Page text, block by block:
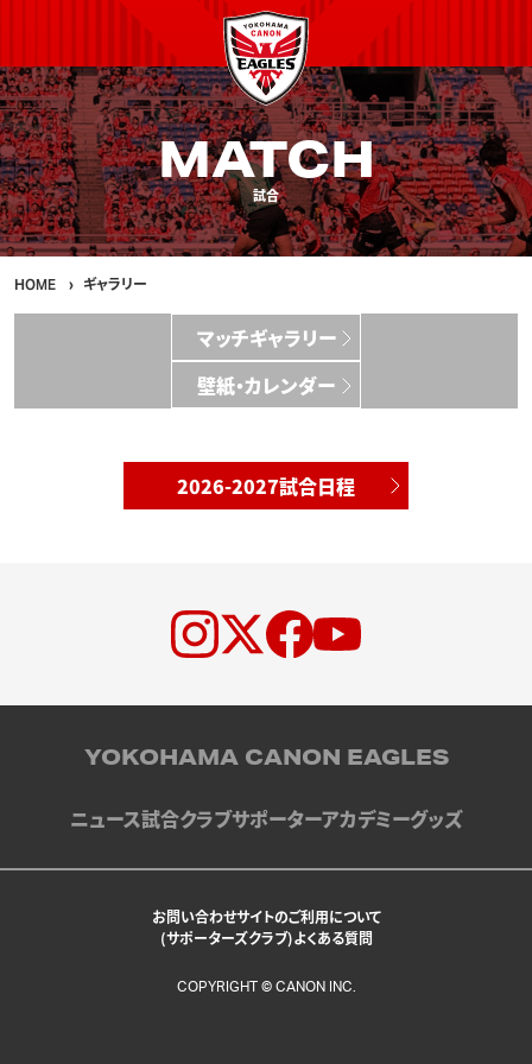
MATCH
試合
HOME ギャラリー
マッチギャラリー
壁紙・カレンダー
2026-2027試合日程
YOKOHAMA CANON EAGLES
ニュース試合クラブサポーターアカデミーグッズ
お問い合わせサイトのご利用について
(サポーターズクラブ)よくある質問
COPYRIGHT © CANON INC.